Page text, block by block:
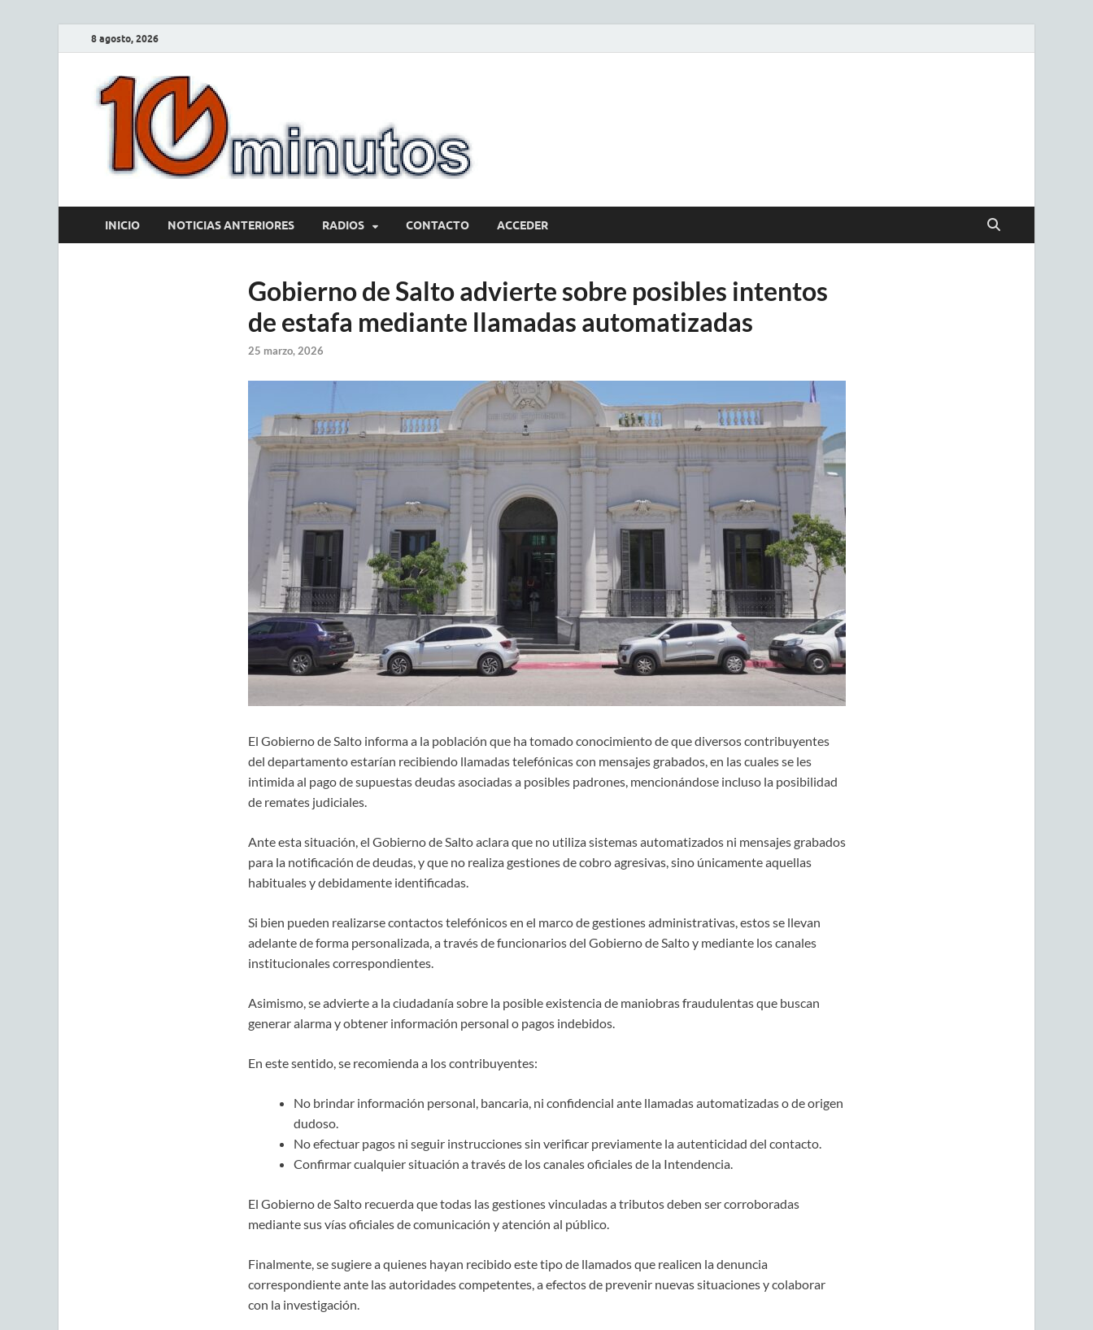
8 agosto, 2026
INICIO NOTICIAS ANTERIORES RADIOS CONTACTO ACCEDER
Gobierno de Salto advierte sobre posibles intentos
de estafa mediante llamadas automatizadas
25 marzo, 2026
El Gobierno de Salto informa a la población que ha tomado conocimiento de que diversos contribuyentes
del departamento estarían recibiendo llamadas telefónicas con mensajes grabados, en las cuales se les
intimida al pago de supuestas deudas asociadas a posibles padrones, mencionándose incluso la posibilidad
de remates judiciales.
Ante esta situación, el Gobierno de Salto aclara que no utiliza sistemas automatizados ni mensajes grabados
para la notificación de deudas, y que no realiza gestiones de cobro agresivas, sino únicamente aquellas
habituales y debidamente identificadas.
Si bien pueden realizarse contactos telefónicos en el marco de gestiones administrativas, estos se llevan
adelante de forma personalizada, a través de funcionarios del Gobierno de Salto y mediante los canales
institucionales correspondientes.
Asimismo, se advierte a la ciudadanía sobre la posible existencia de maniobras fraudulentas que buscan
generar alarma y obtener información personal o pagos indebidos.
En este sentido, se recomienda a los contribuyentes:
No brindar información personal, bancaria, ni confidencial ante llamadas automatizadas o de origen
dudoso.
No efectuar pagos ni seguir instrucciones sin verificar previamente la autenticidad del contacto.
Confirmar cualquier situación a través de los canales oficiales de la Intendencia.
El Gobierno de Salto recuerda que todas las gestiones vinculadas a tributos deben ser corroboradas
mediante sus vías oficiales de comunicación y atención al público.
Finalmente, se sugiere a quienes hayan recibido este tipo de llamados que realicen la denuncia
correspondiente ante las autoridades competentes, a efectos de prevenir nuevas situaciones y colaborar
con la investigación.